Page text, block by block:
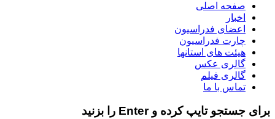
صفحه اصلی
اخبار
اعضای فدراسیون
چارت فدراسیون
هیئت های استانها
گالری عکس
گالری فیلم
تماس با ما
برای جستجو تایپ کرده و Enter را بزنید